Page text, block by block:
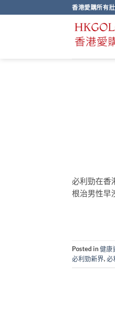
to
香港愛購所有
必利勁在香
根治男性早
Posted in健康
必利勁新界,必